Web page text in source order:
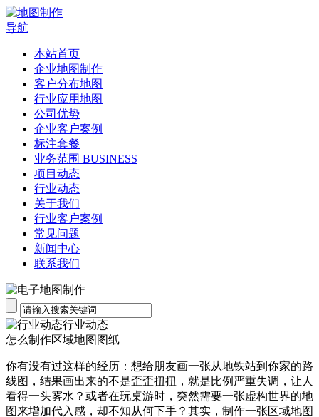
导航
本站首页
企业地图制作
客户分布地图
行业应用地图
公司优势
企业客户案例
标注套餐
业务范围 BUSINESS
项目动态
行业动态
关于我们
行业客户案例
常见问题
新闻中心
联系我们
行业动态
怎么制作区域地图图纸
你有没有过这样的经历：想给朋友画一张从地铁站到你家的路
线图，结果画出来的不是歪歪扭扭，就是比例严重失调，让人
看得一头雾水？或者在玩桌游时，突然需要一张虚构世界的地
图来增加代入感，却不知从何下手？其实，制作一张区域地图